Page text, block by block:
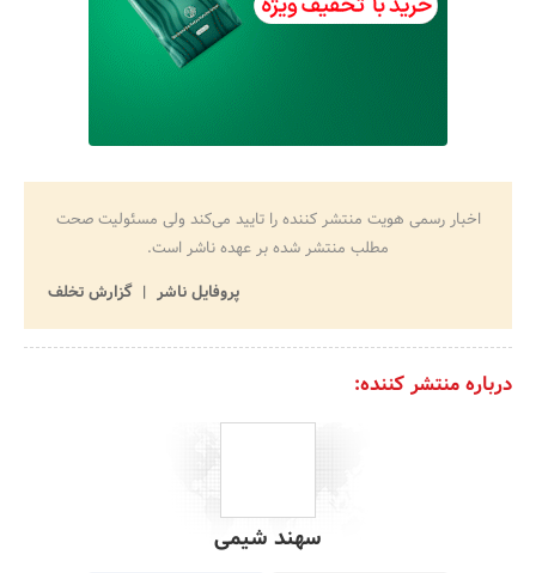
اخبار رسمی هویت منتشر کننده را تایید می‌کند ولی مسئولیت صحت
مطلب منتشر شده بر عهده ناشر است.
پروفایل ناشر
گزارش تخلف
درباره منتشر کننده:
سهند شیمی